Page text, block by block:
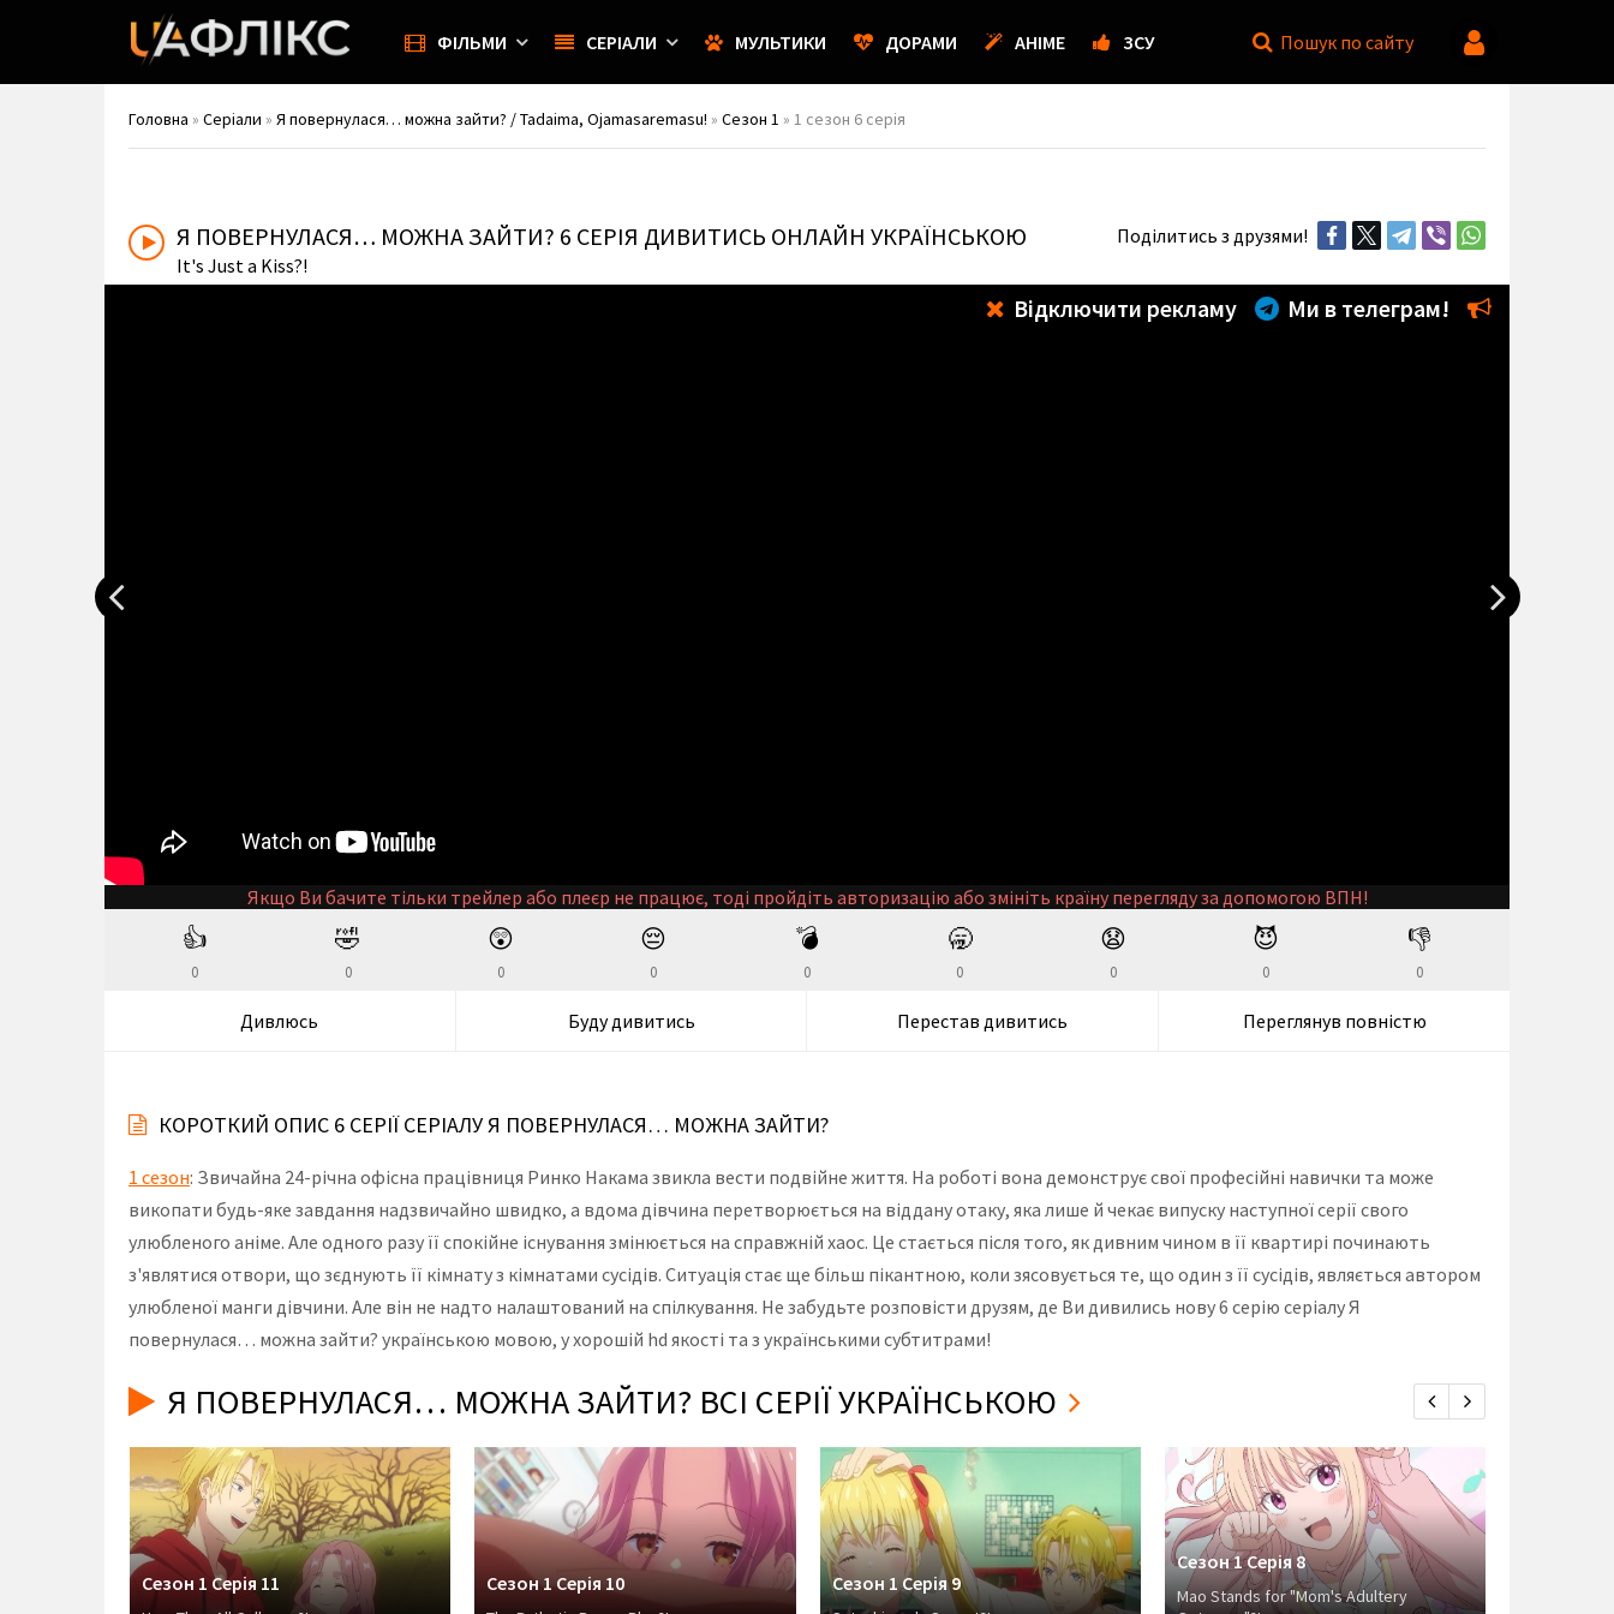
ФІЛЬМИ СЕРІАЛИ МУЛЬТИКИ ДОРАМИ АНІМЕ ЗСУ Пошук по сайту
Головна » Серіали » Я повернулася… можна зайти? / Tadaima, Ojamasaremasu! » Сезон 1 » 1 сезон 6 серія
Поділитись з друзями!
Я ПОВЕРНУЛАСЯ… МОЖНА ЗАЙТИ? 6 СЕРІЯ ДИВИТИСЬ ОНЛАЙН УКРАЇНСЬКОЮ
It's Just a Kiss?!
Відключити рекламу Ми в телеграм!
Якщо Ви бачите тільки трейлер або плеєр не працює, тоді пройдіть авторизацію або змініть країну перегляду за допомогою ВПН!
👍
0
🤣
0
😲
0
😔
0
💣
0
🥱
0
😧
0
😈
0
👎
0
Дивлюсь Буду дивитись Перестав дивитись Переглянув повністю
КОРОТКИЙ ОПИС 6 СЕРІЇ СЕРІАЛУ Я ПОВЕРНУЛАСЯ… МОЖНА ЗАЙТИ?
1 сезон: Звичайна 24-річна офісна працівниця Ринко Накама звикла вести подвійне життя. На роботі вона демонструє свої професійні навички та може
викопати будь-яке завдання надзвичайно швидко, а вдома дівчина перетворюється на віддану отаку, яка лише й чекає випуску наступної серії свого
улюбленого аніме. Але одного разу її спокійне існування змінюється на справжній хаос. Це стається після того, як дивним чином в її квартирі починають
з'являтися отвори, що зєднують її кімнату з кімнатами сусідів. Ситуація стає ще більш пікантною, коли зясовується те, що один з її сусідів, являється автором
улюбленої манги дівчини. Але він не надто налаштований на спілкування. Не забудьте розповісти друзям, де Ви дивились нову 6 серію серіалу Я
повернулася… можна зайти? українською мовою, у хорошій hd якості та з українськими субтитрами!
Я ПОВЕРНУЛАСЯ… МОЖНА ЗАЙТИ? ВСІ СЕРІЇ УКРАЇНСЬКОЮ
Сезон 1 Серія 11 Сезон 1 Серія 10 Сезон 1 Серія 9
Сезон 1 Серія 8
Mao Stands for "Mom's Adultery